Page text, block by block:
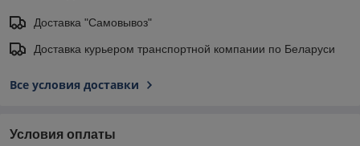
Доставка "Самовывоз"
Доставка курьером транспортной компании по Беларуси
Все условия доставки
Условия оплаты